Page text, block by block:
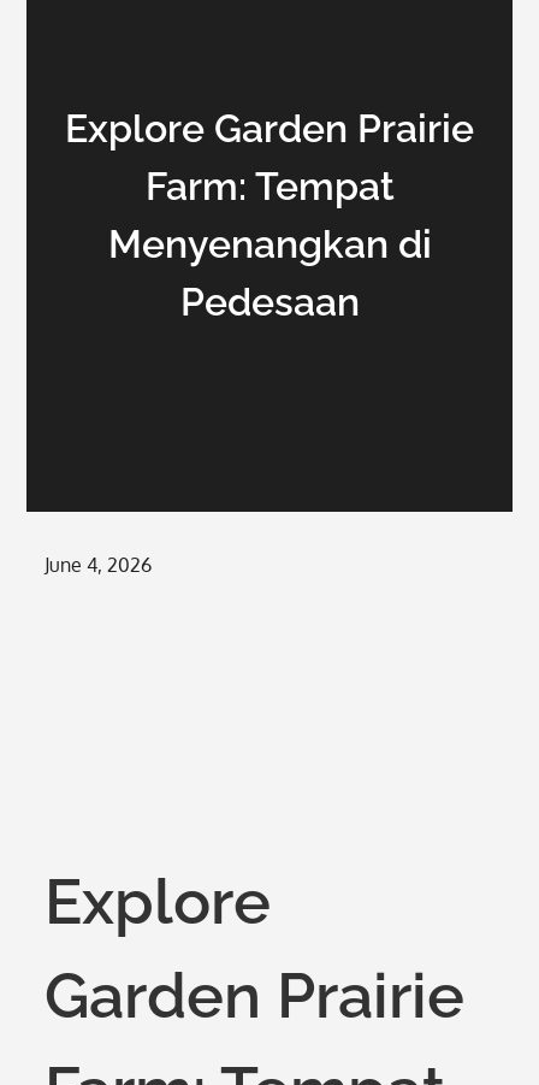
Explore Garden Prairie
Farm: Tempat
Menyenangkan di
Pedesaan
Posted
June 4, 2026
Explore
Garden Prairie